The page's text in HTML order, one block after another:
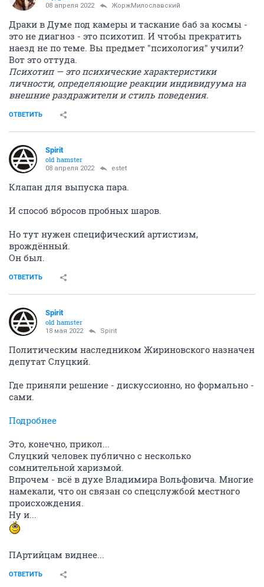
08 апреля 2022 ЖоржМилославский
Драки в Думе под камеры и таскание баб за космы -
это не диагноз - это психотип. И чтобы прекратить
наезд не по теме. Вы предмет "психология" учили?
Вот это оттуда.
Психотип — это психические характеристики
личности, определяющие реакции индивидуума на
внешние раздражители и стиль поведения.
ОТВЕТИТЬ
Spirit
old hamster
08 апреля 2022 estet
Клапан для выпуска пара.
И способ вбросов пробных шаров.
Но тут нужен специфический артистизм,
врождённый.
Он был.
ОТВЕТИТЬ
Spirit
old hamster
18 мая 2022 Spirit
Политическим наследником Жириновского назначен
депутат Слуцкий.
Где приняли решение - дискуссионно, но формально -
сами.
Подробнее
Это, конечно, прикол...
Слуцкий человек публично с несколько
сомнительной харизмой.
Впрочем - всё в духе Владимира Вольфовича. Многие
намекали, что он связан со спецслужбой местного
происхождения.
Ну и...
ПАртийцам виднее...
ОТВЕТИТЬ